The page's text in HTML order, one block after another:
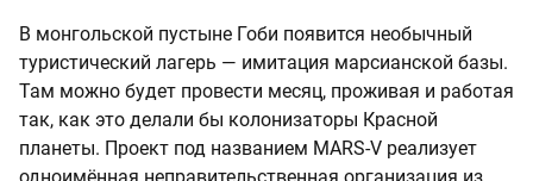
В монгольской пустыне Гоби появится необычный
туристический лагерь — имитация марсианской базы.
Там можно будет провести месяц, проживая и работая
так, как это делали бы колонизаторы Красной
планеты. Проект под названием MARS-V реализует